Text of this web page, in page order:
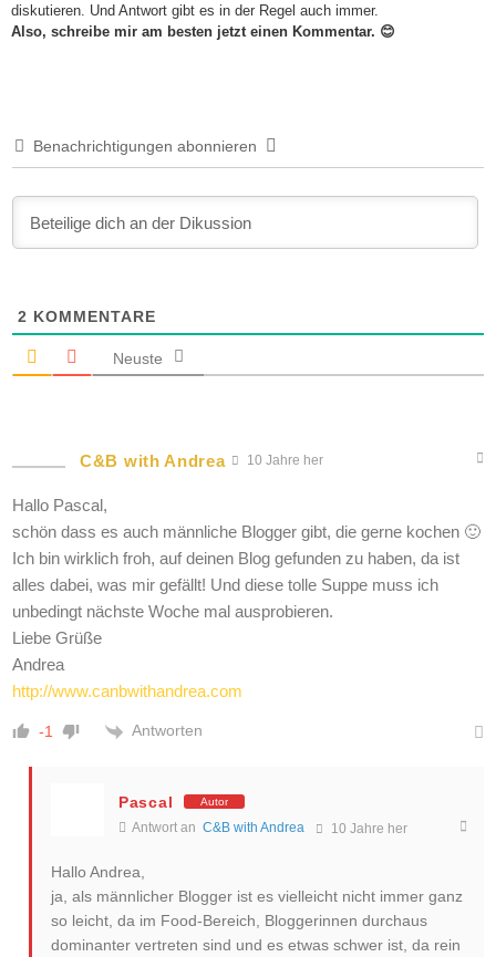
diskutieren. Und Antwort gibt es in der Regel auch immer.
Also, schreibe mir am besten jetzt einen Kommentar. 😊
Benachrichtigungen abonnieren
2 KOMMENTARE
Neuste
C&B with Andrea 10 Jahre her
Hallo Pascal,
schön dass es auch männliche Blogger gibt, die gerne kochen 🙂
Ich bin wirklich froh, auf deinen Blog gefunden zu haben, da ist
alles dabei, was mir gefällt! Und diese tolle Suppe muss ich
unbedingt nächste Woche mal ausprobieren.
Liebe Grüße
Andrea
http://www.canbwithandrea.com
-1 Antworten
Pascal Autor
Antwort an C&B with Andrea 10 Jahre her
Hallo Andrea,
ja, als männlicher Blogger ist es vielleicht nicht immer ganz
so leicht, da im Food-Bereich, Bloggerinnen durchaus
dominanter vertreten sind und es etwas schwer ist, da rein